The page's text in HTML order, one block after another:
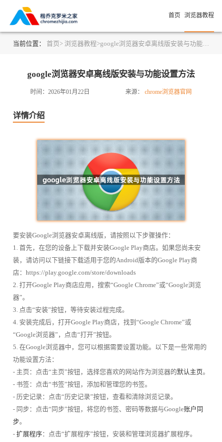
首页 浏览器教程
当前位置： 首页> 浏览器教程>google浏览器安卓离线版安装与功能设置方法
google浏览器安卓离线版安装与功能设置方法
时间：2026年01月22日 来源： chrome浏览器官网
详情介绍
要安装Google浏览器安卓离线版，请按照以下步骤操作：
1. 首先，在您的设备上下载并安装Google Play商店。如果您尚未安
装，请访问以下链接下载适用于您的Android版本的Google Play商
店：https://play.google.com/store/downloads
2. 打开Google Play商店应用，搜索“Google Chrome”或“Google浏览
器”。
3. 点击“安装”按钮，等待安装过程完成。
4. 安装完成后，打开Google Play商店，找到“Google Chrome”或
“Google浏览器”，点击“打开”按钮。
5. 在Google浏览器中，您可以根据需要设置功能。以下是一些常用的
功能设置方法：
- 主页：点击“主页”按钮，选择您喜欢的网站作为浏览器的默认主页。
- 书签：点击“书签”按钮，添加和管理您的书签。
- 历史记录：点击“历史记录”按钮，查看和清除浏览记录。
- 同步：点击“同步”按钮，将您的书签、密码等数据与Google账户同
步。
- 扩展程序：点击“扩展程序”按钮，安装和管理浏览器扩展程序。